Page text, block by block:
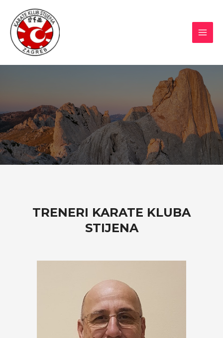
content
TRENERI KARATE KLUBA
STIJENA